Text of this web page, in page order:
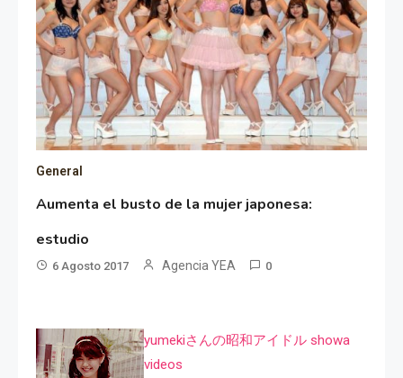
General
Aumenta el busto de la mujer japonesa:
estudio
6 Agosto 2017 Agencia YEA 0
yumekiさんの昭和アイドル showa
videos